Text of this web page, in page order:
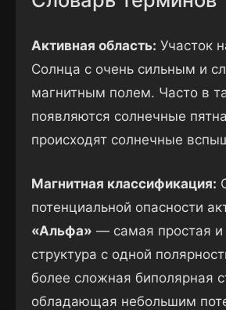
Активная область: Участок
Солнца с очень сильным и
магнитным полем. Часто в
появляются солнечные
происходят солнечные
Магнитная классификация:
потенциальной опасности
«Альфа» — самая простая и
структура с одной
более сложная биполярная
обладающая небольшим